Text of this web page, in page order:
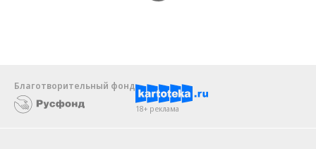
Благотворительный фонд
18+ реклама